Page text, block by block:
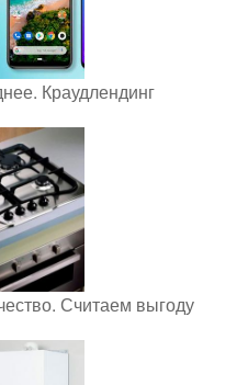
Краудлендинг
Считаем выгоду